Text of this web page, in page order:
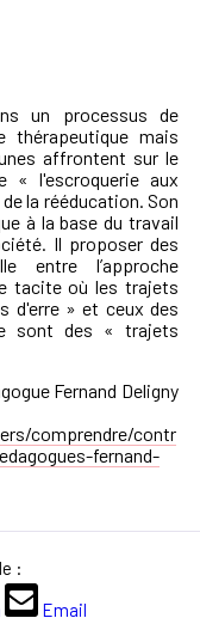
un processus de
thérapeutique mais
affrontent sur le
« l'escroquerie aux
la rééducation. Son
à la base du travail
Il proposer des
entre l’approche
tacite où les trajets
d'erre » et ceux des
sont des « trajets
Fernand Deligny
comprendre/contr
fernand-
:
Email